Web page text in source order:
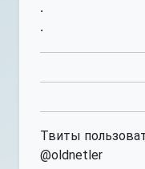
·
·
Твиты
@oldnetler